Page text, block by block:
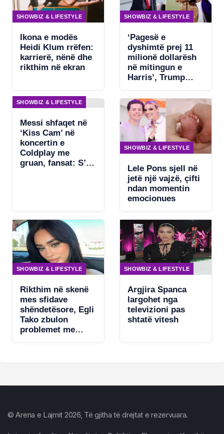
SHOWBIZ & LIFESTYLE
Ikona e modës
Heidi Klum rrëfen:
karrierë, nënë dhe
rikthim në ekran
SHOWBIZ & LIFESTYLE
‘Pagesë e
dyshimtë prej 11
milionë dollarësh
në mitingun e
Harris’, Trump
penale për
Beyonce
SHOWBIZ & LIFESTYLE
Messi shfaqet në
‘Kiss Cam’ në
koncertin e
Coldplay me
gruan, fansat: S’ka
SHOWBIZ & LIFESTYLE
Lele Pons sjell në
jetë një vajzë, çifti
ndan momentin
emocionues
SHOWBIZ & LIFESTYLE
Rikthim në skenë
mes sfidave
shëndetësore, Egli
Tako zbulon
problemet me
SHOWBIZ & LIFESTYLE
Argjira Spanca
largohet nga
televizioni pas
shtatë vitesh
© Arena e Lajmit 2026, Të gjitha të drejtat e rezervuara.